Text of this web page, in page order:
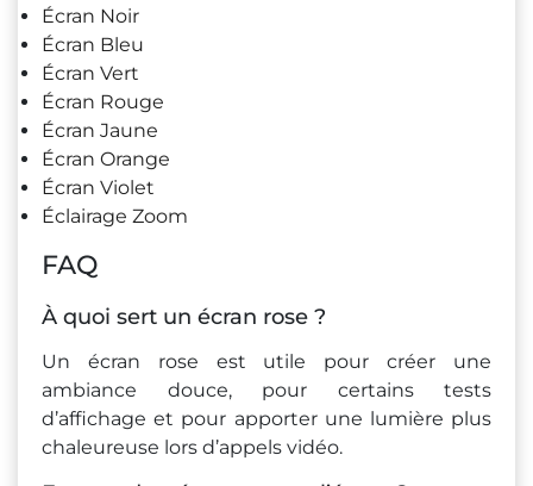
Écran Noir
Écran Bleu
Écran Vert
Écran Rouge
Écran Jaune
Écran Orange
Écran Violet
Éclairage Zoom
FAQ
À quoi sert un écran rose ?
Un écran rose est utile pour créer une
ambiance douce, pour certains tests
d’affichage et pour apporter une lumière plus
chaleureuse lors d’appels vidéo.